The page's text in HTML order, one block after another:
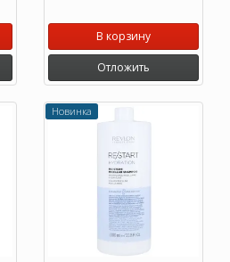
В корзину
Отложить
Новинка